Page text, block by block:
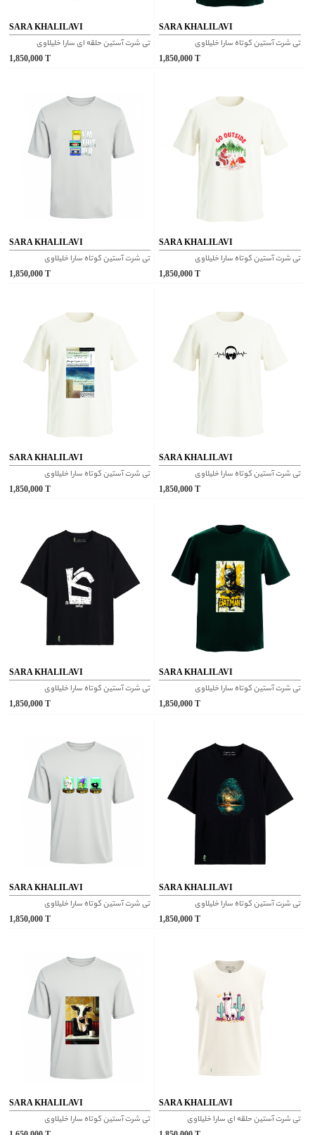
SARA KHALILAVI
تی شرت آستین حلقه ای سارا خلیلاوی
1,850,000T
SARA KHALILAVI
تی شرت آستین کوتاه سارا خلیلاوی
1,850,000 T
SARA KHALILAVI
تی شرت آستین کوتاه سارا خلیلاوی
1,850,000T
SARA KHALILAVI
تی شرت آستین کوتاه سارا خلیلاوی
1,850,000 T
SARA KHALILAVI
تی شرت آستین کوتاه سارا خلیلاوی
1,850,000T
SARA KHALILAVI
تی شرت آستین کوتاه سارا خلیلاوی
1,850,000 T
SARA KHALILAVI
تی شرت آستین کوتاه سارا خلیلاوی
1,850,000T
SARA KHALILAVI
تی شرت آستین کوتاه سارا خلیلاوی
1,850,000 T
SARA KHALILAVI
تی شرت آستین کوتاه سارا خلیلاوی
1,850,000T
SARA KHALILAVI
تی شرت آستین کوتاه سارا خلیلاوی
1,850,000 T
SARA KHALILAVI
تی شرت آستین کوتاه سارا خلیلاوی
SARA KHALILAVI
تی شرت آستین حلقه ای سارا خلیلاوی